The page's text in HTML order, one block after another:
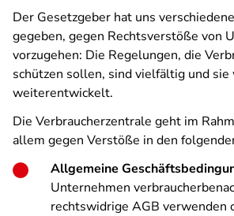
Der Gesetzgeber hat uns
gegeben, gegen Rechtsverstöße von
vorzugehen: Die Regelungen, die
schützen sollen, sind vielfältig und
weiterentwickelt.
Die Verbraucherzentrale geht im
allem gegen Verstöße in den
Allgemeine
Unternehmen
rechtswidrige AGB verwenden